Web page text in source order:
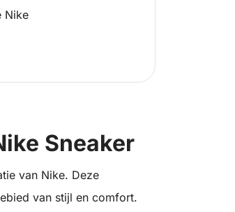
Nike
Sneaker
van Nike. Deze
van stijl en comfort.